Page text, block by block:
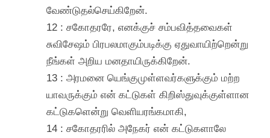
வேண்டுதல்செய்கிறேன்.
12 : சகோதரரே, எனக்குச் சம்பவித்தவைகள்
சுவிசேஷம் பிரபலமாகும்படிக்கு ஏதுவாயிற்றென்று
நீங்கள் அறிய மனதாயிருக்கிறேன்.
13 : அரமனை யெங்குமுள்ளவர்களுக்கும் மற்ற
யாவருக்கும் என் கட்டுகள் கிறிஸ்துவுக்குள்ளான
கட்டுகளென்று வெளியரங்கமாகி,
14 : சகோதரரில் அநேகர் என் கட்டுகளாலே